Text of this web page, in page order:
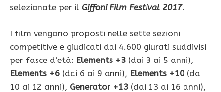
selezionate per il Giffoni Film Festival 2017.
I film vengono proposti nelle sette sezioni
competitive e giudicati dai 4.600 giurati suddivisi
per fasce d’età: Elements +3 (dai 3 ai 5 anni),
Elements +6 (dai 6 ai 9 anni), Elements +10 (da
10 ai 12 anni), Generator +13 (dai 13 ai 16 anni),